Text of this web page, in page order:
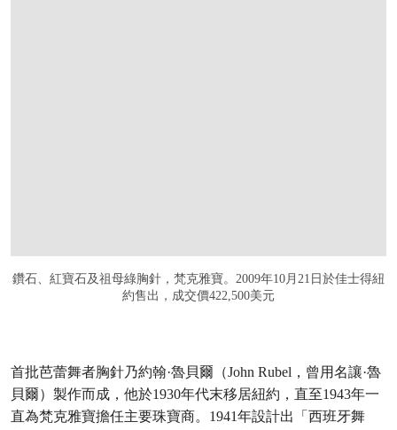
鑽石、紅寶石及祖母綠胸針，梵克雅寶。2009年10月21日於佳士得紐
約售出，成交價422,500美元
首批芭蕾舞者胸針乃約翰·魯貝爾（John Rubel，曾用名讓·魯
貝爾）製作而成，他於1930年代末移居紐約，直至1943年一
直為梵克雅寶擔任主要珠寶商。1941年設計出「西班牙舞